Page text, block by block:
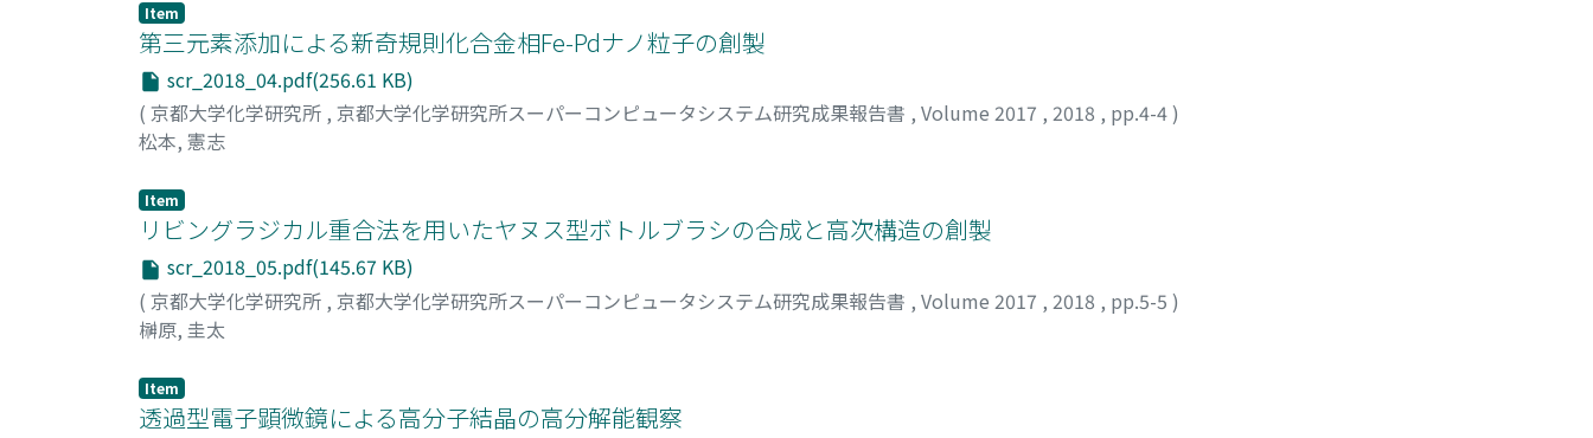
Item
第三元素添加による新奇規則化合金相Fe-Pdナノ粒子の創製
scr_2018_04.pdf(256.61 KB)
( 京都大学化学研究所 , 京都大学化学研究所スーパーコンピュータシステム研究成果報告書 , Volume 2017 , 2018 , pp.4-4)
松本, 憲志
Item
リビングラジカル重合法を用いたヤヌス型ボトルブラシの合成と高次構造の創製
scr_2018_05.pdf(145.67 KB)
( 京都大学化学研究所 , 京都大学化学研究所スーパーコンピュータシステム研究成果報告書 , Volume 2017 , 2018 , pp.5-5 )
榊原, 圭太
Item
透過型電子顕微鏡による高分子結晶の高分解能観察